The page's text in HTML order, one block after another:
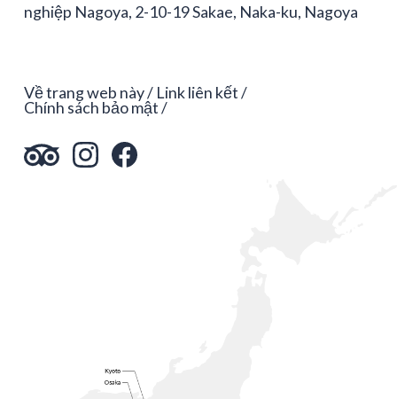
nghiệp Nagoya, 2-10-19 Sakae, Naka-ku, Nagoya
Về trang web này Link liên kết
Chính sách bảo mật